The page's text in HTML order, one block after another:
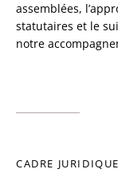
assemblées,
statutaires et le
notre
CADRE JURIDIQUE